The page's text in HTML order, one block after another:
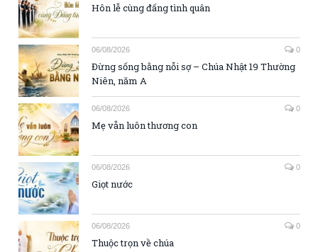
Hôn lễ cùng đấng tình quân
06/08/2026 0
Đừng sống bằng nỗi sợ – Chúa Nhật 19 Thường
Niên, năm A
06/08/2026 0
Mẹ vẫn luôn thương con
06/08/2026 0
Giọt nước
06/08/2026 0
Thuộc trọn về chúa